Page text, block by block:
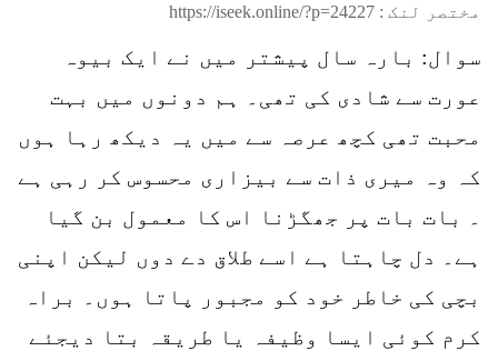
مختصر لنک : https://iseek.online/?p=24227
سوال: بارہ سال پیشتر میں نے ایک بیوہ
عورت سے شادی کی تھی۔ ہم دونوں میں بہت
محبت تھی کچھ عرصہ سے میں یہ دیکھ رہا ہوں
کہ وہ میری ذات سے بیزاری محسوس کر رہی ہے
۔ بات بات پر جھگڑنا اس کا معمول بن گیا
ہے۔ دل چاہتا ہے اسے طلاق دے دوں لیکن اپنی
بچی کی خاطر خود کو مجبور پاتا ہوں۔ براہ
کرم کوئی ایسا وظیفہ یا طریقہ بتا دیجئے